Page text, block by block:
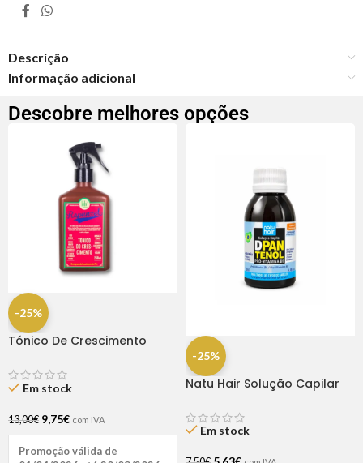
Descrição
Informação adicional
Descobre melhores opções
-25%
Tónico De Crescimento
Em stock
13,00€ 9,75€ com IVA
Promoção válida de
-25%
Natu Hair Solução Capilar
Em stock